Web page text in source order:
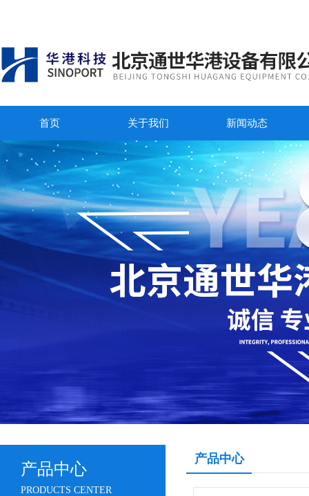
首页 关于我们 新闻动态
产品中心
PRODUCTS CENTER
产品中心